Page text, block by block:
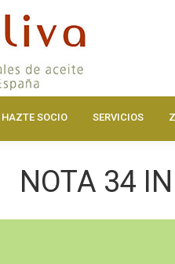
HAZTE SOCIO SERVICIOS
NOTA 34
ASOCIADOS